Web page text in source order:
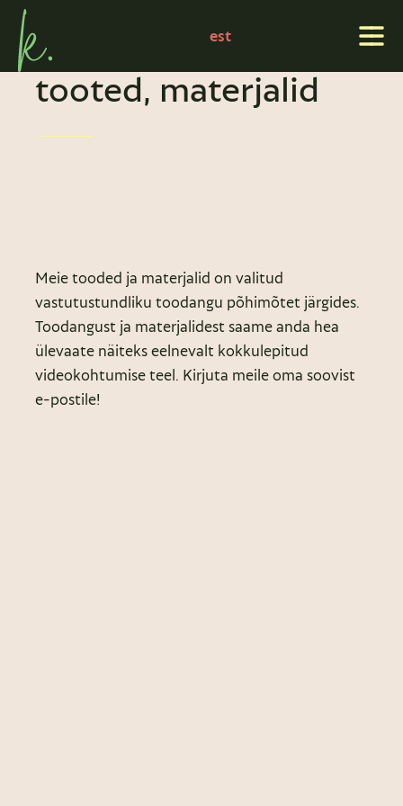
est
tooted, materjalid
Meie tooded ja materjalid on valitud
vastutustundliku toodangu põhimõtet järgides.
Toodangust ja materjalidest saame anda hea
ülevaate näiteks eelnevalt kokkulepitud
videokohtumise teel. Kirjuta meile oma soovist
e-postile!